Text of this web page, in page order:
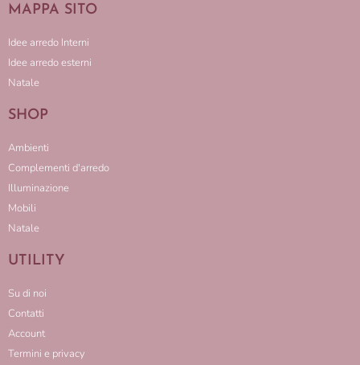
MAPPA SITO
Idee arredo Interni
Idee arredo esterni
Natale
SHOP
Ambienti
Complementi d'arredo
Illuminazione
Mobili
Natale
UTILITY
Su di noi
Contatti
Account
Termini e privacy